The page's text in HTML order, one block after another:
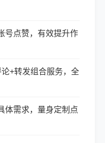
号点赞，有效提升作
论+转发组合服务，全
体需求，量身定制点